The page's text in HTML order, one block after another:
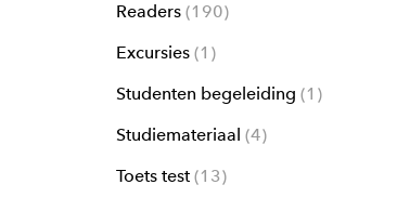
Readers 190
Excursies 1
Studenten begeleiding
1
Studiemateriaal 4
Toets test 13